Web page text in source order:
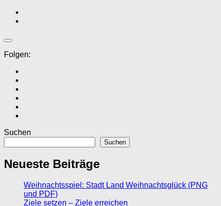
Folgen:
Suchen
Suchen
Neueste Beiträge
Weihnachtsspiel: Stadt Land Weihnachtsglück (PNG
und PDF)
Ziele setzen – Ziele erreichen